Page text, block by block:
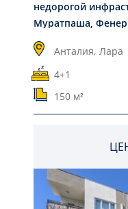
недорогой
Муратпаша, Фенер
Анталия, Лара
4+1
150 м²